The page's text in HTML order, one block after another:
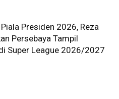
Presiden 2026, Reza
Persebaya Tampil
Super League 2026/2027